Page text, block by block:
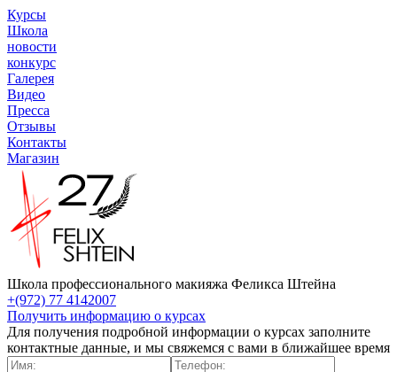
Курсы
Школа
новости
конкурс
Галерея
Видео
Пресса
Отзывы
Контакты
Магазин
Школа профессионального макияжа Феликса Штейна
+(972) 77 4142007
Получить информацию о курсах
Для получения подробной информации о курсах заполните
контактные данные, и мы свяжемся с вами в ближайшее время